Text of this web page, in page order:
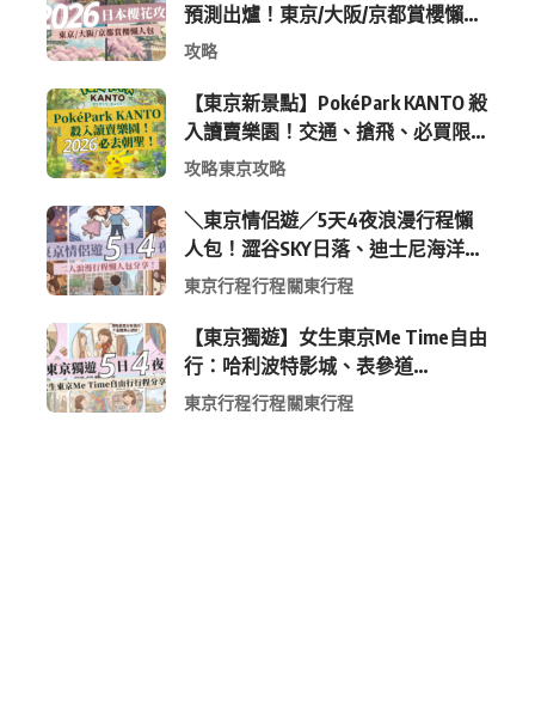
預測出爐！東京/大阪/京都賞櫻懶人
包 (附最新時間表)
攻略
【東京新景點】PokéPark KANTO 殺
入讀賣樂園！交通、搶飛、必買限
定周邊全攻略
攻略東京攻略
＼東京情侶遊／5天4夜浪漫行程懶
人包！澀谷SKY日落、迪士尼海洋、
中目黑高質感咖啡廳全收錄
東京行程行程關東行程
【東京獨遊】女生東京Me Time自由
行：哈利波特影城、表參道
Shopping 與下北澤尋寶5日4夜慢活
東京行程行程關東行程